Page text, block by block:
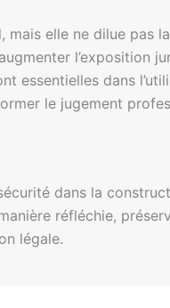
mais elle ne dilue pas
l’exposition
essentielles dans
le jugement
dans la
réfléchie,
légale.